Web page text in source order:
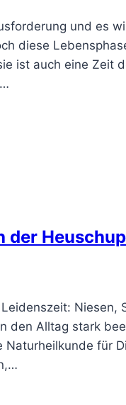
und es
diese
ist auch eine Zeit
der
Niesen,
Alltag stark
für